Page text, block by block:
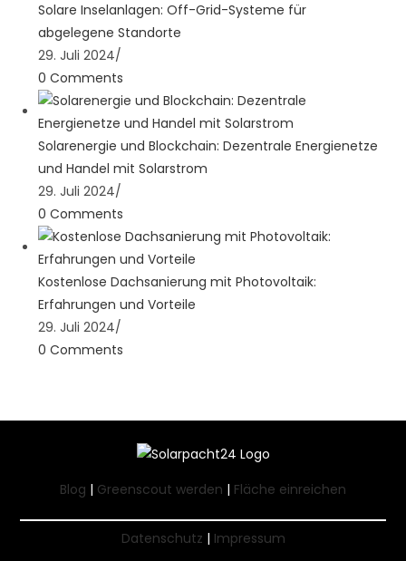
Solare Inselanlagen: Off-Grid-Systeme für
abgelegene Standorte
29. Juli 2024/
0 Comments
Solarenergie und Blockchain: Dezentrale Energienetze
und Handel mit Solarstrom
29. Juli 2024/
0 Comments
Kostenlose Dachsanierung mit Photovoltaik:
Erfahrungen und Vorteile
29. Juli 2024/
0 Comments
Blog | Greenscout werden | Fläche einreichen
Datenschutz | Impressum